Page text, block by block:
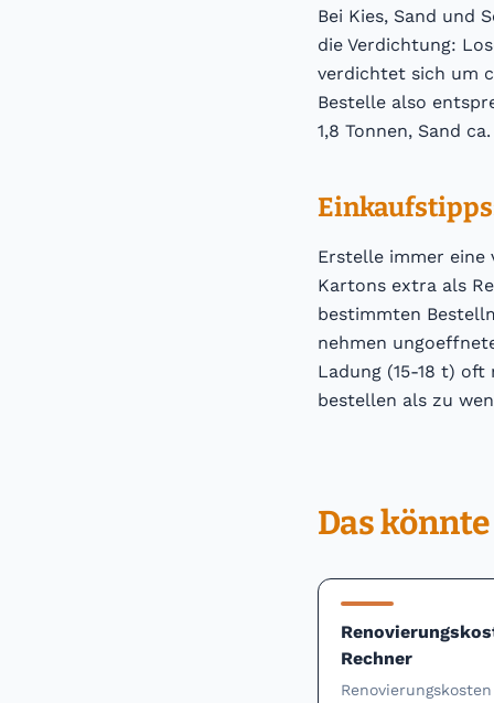
Bei Kies, Sand und
die Verdichtung:
verdichtet sich um
Bestelle also
1,8 Tonnen, Sand
Erstelle immer eine
Kartons extra als
bestimmten
nehmen
Ladung (15-18 t)
bestellen als zu
Das
Rechner
Renovierungskosten